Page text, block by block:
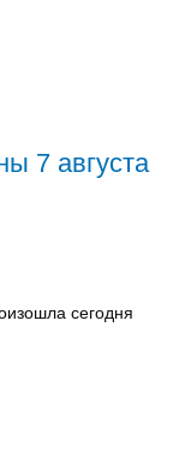
7 августа
сегодня